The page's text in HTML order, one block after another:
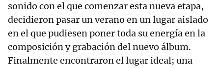
sonido con el que comenzar esta nueva etapa,
decidieron pasar un verano en un lugar aislado
en el que pudiesen poner toda su energía en la
composición y grabación del nuevo álbum.
Finalmente encontraron el lugar ideal; una